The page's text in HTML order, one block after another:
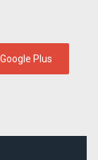
Plus